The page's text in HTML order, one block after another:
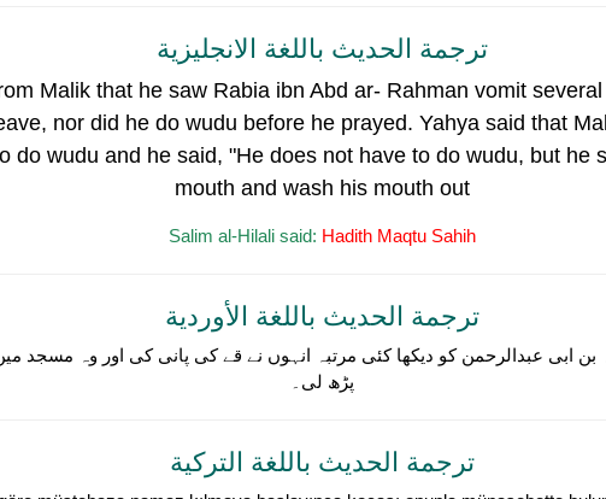
ترجمة الحديث باللغة الانجليزية
Malik that he saw Rabia ibn Abd ar- Rahman vomit
nor did he do wudu before he prayed. Yahya said that
do wudu and he said, "He does not have to do wudu, but he
mouth and wash his mouth out
Salim al-Hilali said: Hadith Maqtu Sahih
ترجمة الحديث باللغة الأوردية
بن ابی عبدالرحمن کو دیکھا کئی مرتبہ انہوں نے قے کی پانی کی اور وہ مسجد میں
پڑھ لی۔
ترجمة الحديث باللغة التركية